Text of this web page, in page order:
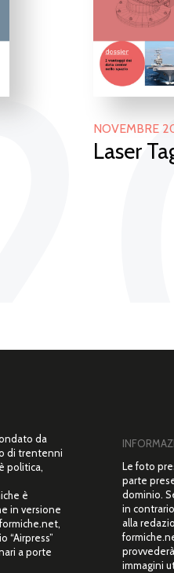
NOVEMBRE
Laser
da
di trentenni
politica,
è
in versione
“Airpress”
a porte
Le foto
parte
dominio.
in
alla
immagini